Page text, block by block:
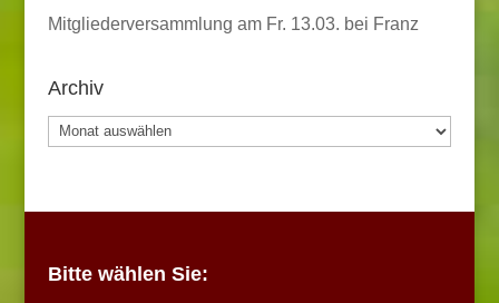
Mitgliederversammlung am Fr. 13.03. bei Franz
Archiv
Archiv
Bitte wählen Sie: